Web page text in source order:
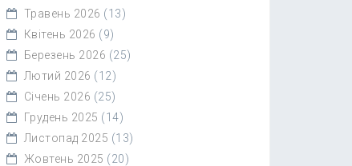
Травень 2026 (13)
Квітень 2026 (9)
Березень 2026 (25)
Лютий 2026 (12)
Січень 2026 (25)
Грудень 2025 (14)
Листопад 2025 (13)
Жовтень 2025 (20)